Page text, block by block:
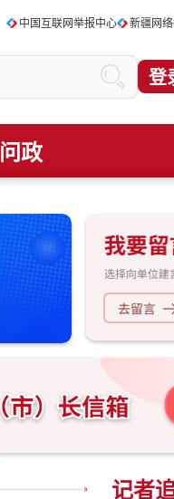
中国互联网举报中心 新疆网
登
问政
记者